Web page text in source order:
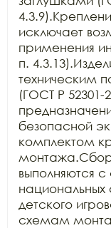
исключает
применения
п.
техническим
(ГОСТ Р 52301-
безопасной
комплектом
выполняются
национальных
детского
схемам